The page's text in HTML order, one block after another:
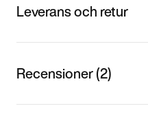
Leverans och retur
Recensioner (2)